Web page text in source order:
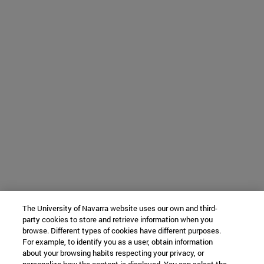
The University of Navarra website uses our own and third-
party cookies to store and retrieve information when you
browse. Different types of cookies have different purposes.
For example, to identify you as a user, obtain information
about your browsing habits respecting your privacy, or